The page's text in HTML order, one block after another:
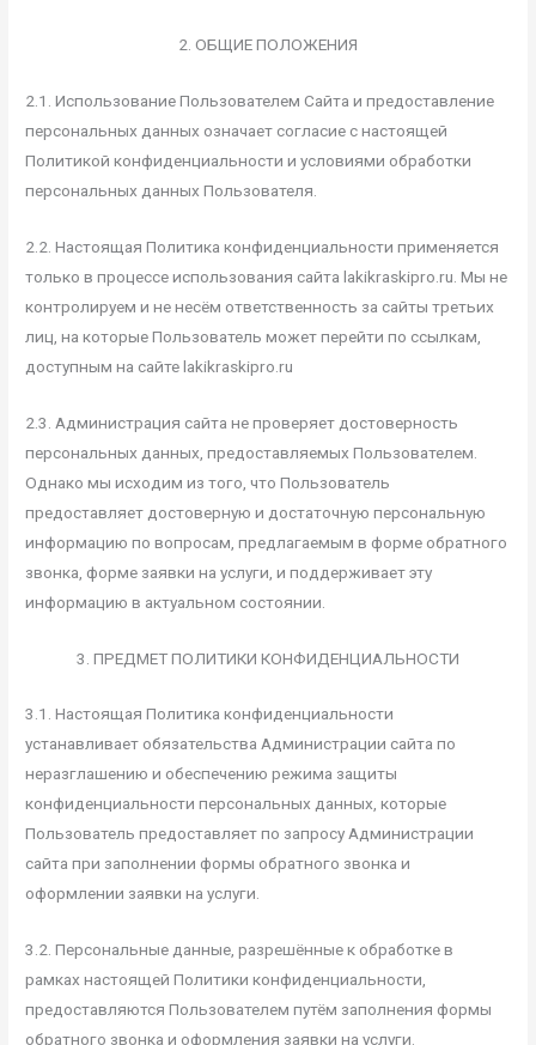
2. ОБЩИЕ ПОЛОЖЕНИЯ
2.1. Использование Пользователем Сайта и предоставление
персональных данных означает согласие с настоящей
Политикой конфиденциальности и условиями обработки
персональных данных Пользователя.
2.2. Настоящая Политика конфиденциальности применяется
только в процессе использования сайта lakikraskipro.ru. Мы не
контролируем и не несём ответственность за сайты третьих
лиц, на которые Пользователь может перейти по ссылкам,
доступным на сайте lakikraskipro.ru
2.3. Администрация сайта не проверяет достоверность
персональных данных, предоставляемых Пользователем.
Однако мы исходим из того, что Пользователь
предоставляет достоверную и достаточную персональную
информацию по вопросам, предлагаемым в форме обратного
звонка, форме заявки на услуги, и поддерживает эту
информацию в актуальном состоянии.
3. ПРЕДМЕТ ПОЛИТИКИ КОНФИДЕНЦИАЛЬНОСТИ
3.1. Настоящая Политика конфиденциальности
устанавливает обязательства Администрации сайта по
неразглашению и обеспечению режима защиты
конфиденциальности персональных данных, которые
Пользователь предоставляет по запросу Администрации
сайта при заполнении формы обратного звонка и
оформлении заявки на услуги.
3.2. Персональные данные, разрешённые к обработке в
рамках настоящей Политики конфиденциальности,
предоставляются Пользователем путём заполнения формы
обратного звонка и оформления заявки на услуги.